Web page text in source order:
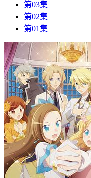
第03集
第02集
第01集